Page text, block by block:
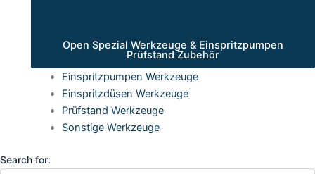
Open Spezial Werkzeuge & Einspritzpumpen
Prüfstand Zubehör
Einspritzpumpen Werkzeuge
Einspritzdüsen Werkzeuge
Prüfstand Werkzeuge
Sonstige Werkzeuge
Search for: